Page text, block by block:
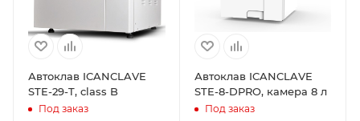
Автоклав ICANCLAVE
STE-29-T, class B
Под заказ
Автоклав ICANCLAVE
STE-8-DPRO, камера 8 л
Под заказ